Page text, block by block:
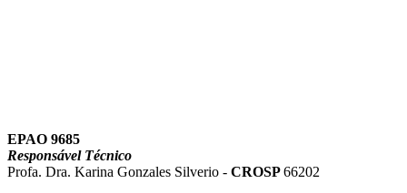
EPAO 9685
Responsável Técnico
Profa. Dra. Karina Gonzales Silverio - CROSP66202